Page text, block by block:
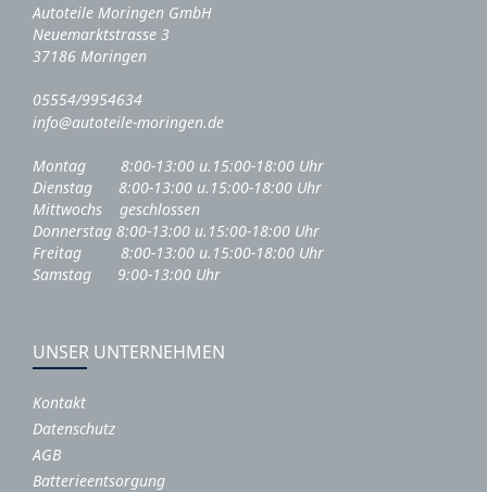
Autoteile Moringen GmbH
Neuemarktstrasse 3
37186 Moringen
05554/9954634
info@autoteile-moringen.de
Montag 8:00-13:00 u.15:00-18:00 Uhr
Dienstag 8:00-13:00 u.15:00-18:00 Uhr
Mittwochs geschlossen
Donnerstag 8:00-13:00 u.15:00-18:00 Uhr
Freitag 8:00-13:00 u.15:00-18:00 Uhr
Samstag 9:00-13:00 Uhr
UNSER UNTERNEHMEN
Kontakt
Datenschutz
AGB
Batterieentsorgung